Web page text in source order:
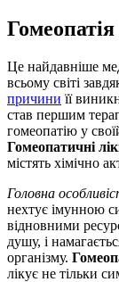
Це найдавніше
всьому світі
причини її
став першим
гомеопатію у
Гомеопатичні
містять хімічно
Головна
нехтує імунною
відновними
душу, і
організму.
лікує не тільки